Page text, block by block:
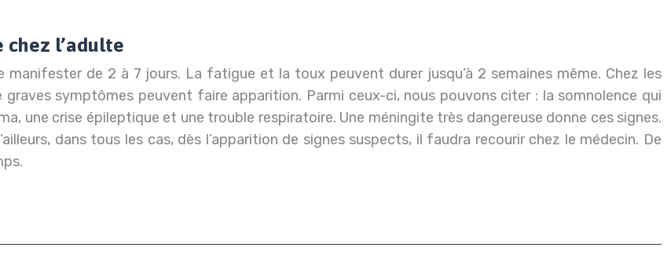
chez l’adulte
de 2 à 7 jours. La fatigue et la toux peuvent durer jusqu’à 2 semaines même. Chez les
symptômes peuvent faire apparition. Parmi ceux-ci, nous pouvons citer : la somnolence qui
une crise épileptique et une trouble respiratoire. Une méningite très dangereuse donne ces signes.
dans tous les cas, dès l’apparition de signes suspects, il faudra recourir chez le médecin. De